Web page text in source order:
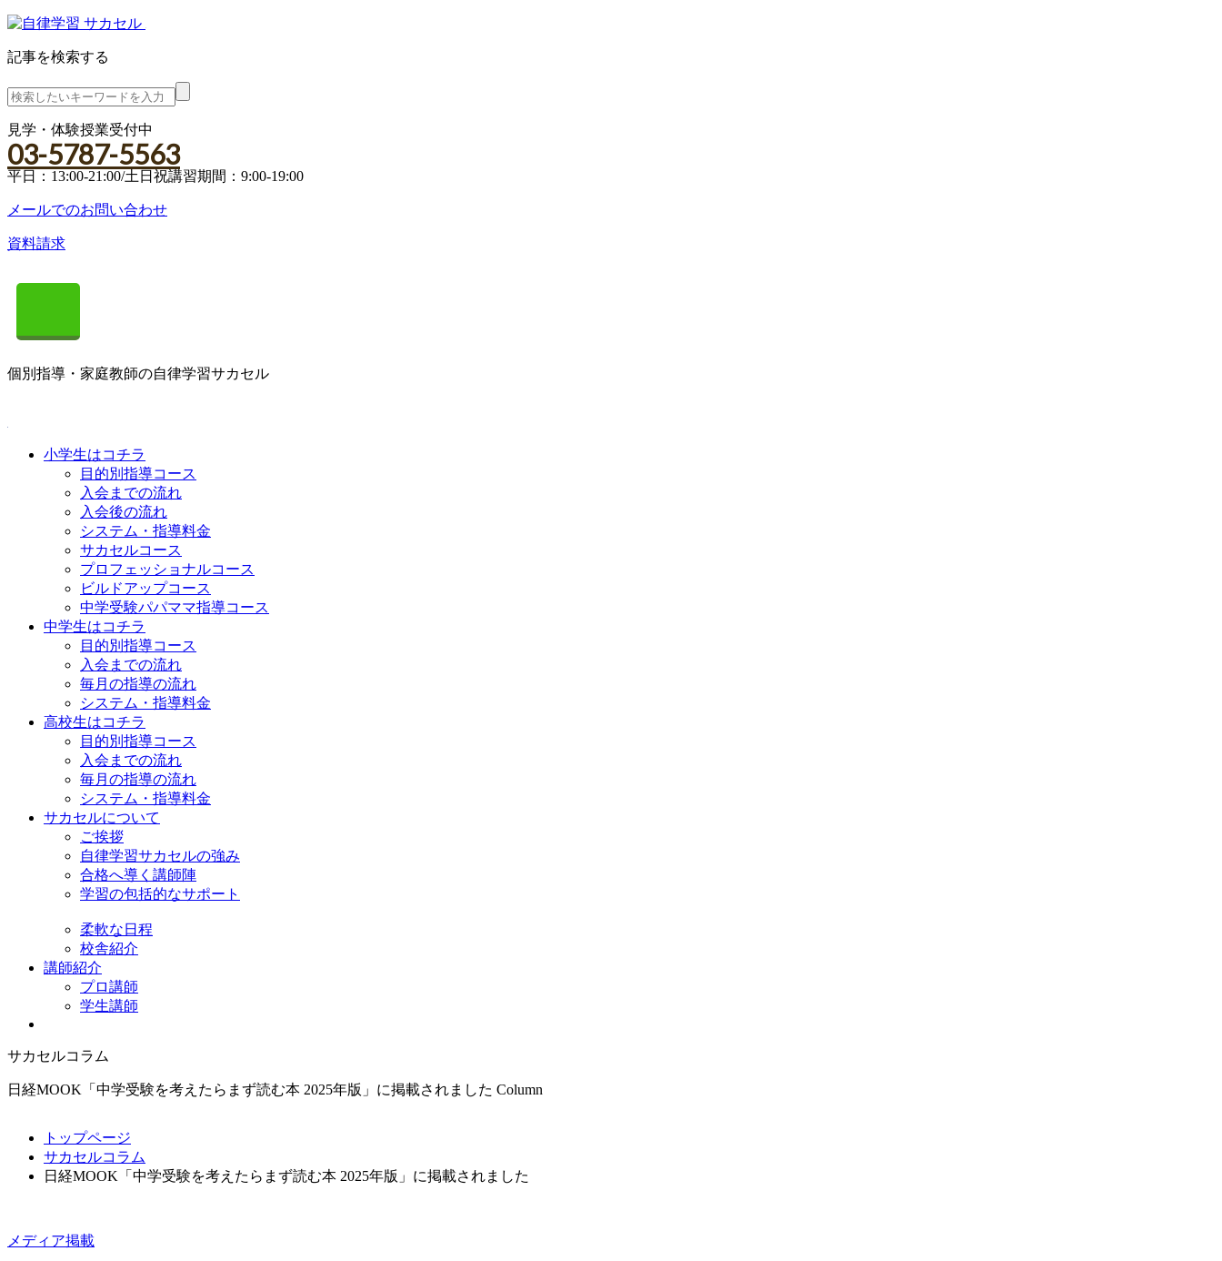
記事を検索する
見学・体験授業受付中
03-5787-5563
平日：13:00-21:00/土日祝講習期間：9:00-19:00
メールでのお問い合わせ
資料請求
個別指導・家庭教師の自律学習サカセル
小学生はコチラ
目的別指導コース
入会までの流れ
入会後の流れ
システム・指導料金
サカセルコース
プロフェッショナルコース
ビルドアップコース
中学受験パパママ指導コース
中学生はコチラ
目的別指導コース
入会までの流れ
毎月の指導の流れ
システム・指導料金
高校生はコチラ
目的別指導コース
入会までの流れ
毎月の指導の流れ
システム・指導料金
サカセルについて
ご挨拶
自律学習サカセルの強み
合格へ導く講師陣
学習の包括的なサポート
柔軟な日程
校舎紹介
講師紹介
プロ講師
学生講師
サカセルコラム
日経MOOK「中学受験を考えたらまず読む本 2025年版」に掲載されました Column
トップページ
サカセルコラム
日経MOOK「中学受験を考えたらまず読む本 2025年版」に掲載されました
メディア掲載